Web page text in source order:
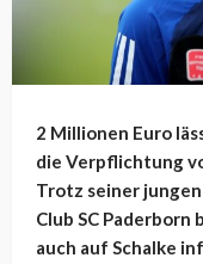
2 Millionen Euro
die Verpflichtung
Trotz seiner
Club SC
auch auf Schalke